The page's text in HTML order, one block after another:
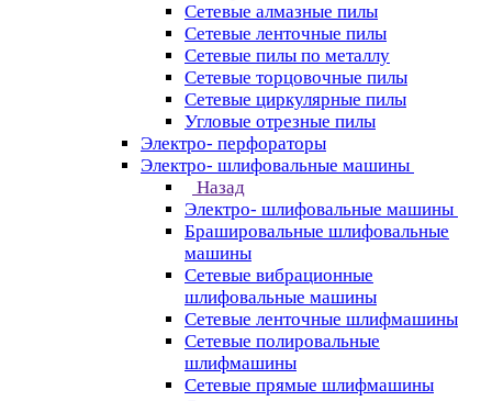
Сетевые алмазные пилы
Сетевые ленточные пилы
Сетевые пилы по металлу
Сетевые торцовочные пилы
Сетевые циркулярные пилы
Угловые отрезные пилы
Электро- перфораторы
Электро- шлифовальные машины
Назад
Электро- шлифовальные машины
Брашировальные шлифовальные
машины
Сетевые вибрационные
шлифовальные машины
Сетевые ленточные шлифмашины
Сетевые полировальные
шлифмашины
Сетевые прямые шлифмашины